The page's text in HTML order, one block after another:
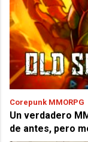
Corepunk MMORPG
Un verdadero
de antes, pero